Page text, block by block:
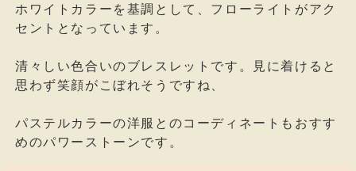
ホワイトカラーを基調として、フローライトがアク
セントとなっています。
清々しい色合いのブレスレットです。見に着けると
思わず笑顔がこぼれそうですね、
パステルカラーの洋服とのコーディネートもおすす
めのパワーストーンです。